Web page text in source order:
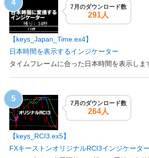
【keys_Japan_Time.ex4】
日本時間を表示するインジケーター
タイムフレームに合った日本時間を表示しま
7月のダウンロード数
291人
【keys_RCI3.ex5】
FXキーストンオリジナルRCI3インジケーター
7月のダウンロード数
264人